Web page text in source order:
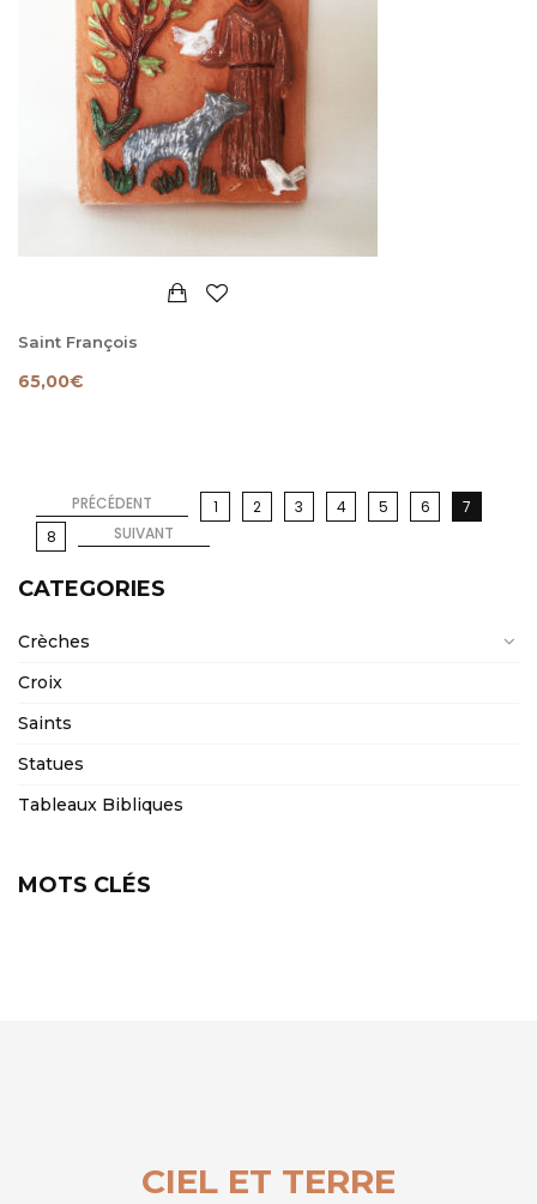
CATEGORIES
Crèches
Croix
Saints
Statues
Tableaux Bibliques
MOTS CLÉS
Saint François
65,00€
PRÉCÉDENT 1 2 3 4 5 6
7
8
SUIVANT
CIEL ET TERRE